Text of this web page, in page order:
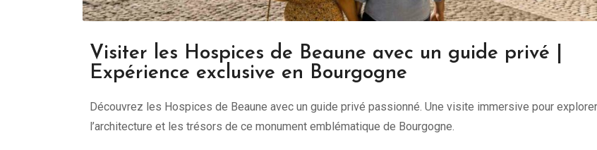
Visiter les Hospices de Beaune avec un guide privé |
Expérience exclusive en Bourgogne
Découvrez les Hospices de Beaune avec un guide privé passionné. Une visite immersive pour
l’architecture et les trésors de ce monument emblématique de Bourgogne.